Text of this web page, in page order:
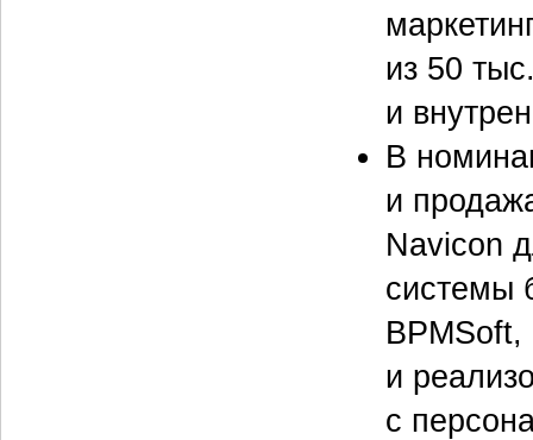
из 50
и
В
и
Navicon
системы
BPMSoft,
и
с